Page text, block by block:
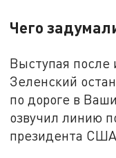
Чего
Выступая после
Зеленский
по дороге в
озвучил линию
президента